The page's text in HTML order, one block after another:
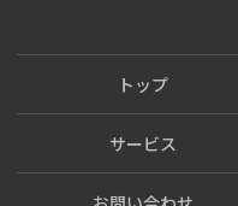
トップ
サービス